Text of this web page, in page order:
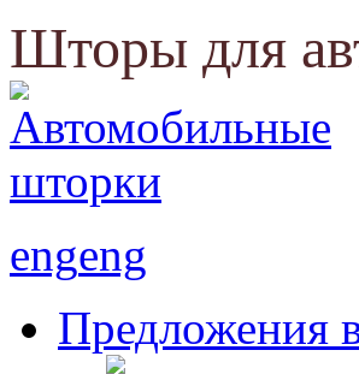
Шторы для
engeng
Предложения